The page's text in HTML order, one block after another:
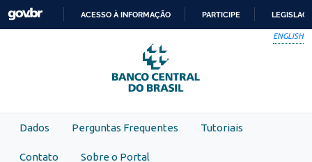
Skip to main content
PARA
O
CONTEÚDO
ACESSO À INFORMAÇÃO PARTICIPE
ENGLISH
Dados Perguntas Frequentes Tutoriais
Contato Sobre o Portal